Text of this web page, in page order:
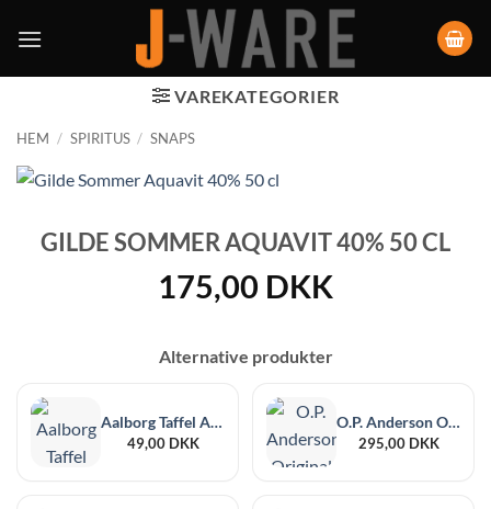
VAREKATEGORIER
HEM / SPIRITUS / SNAPS
GILDE SOMMER AQUAVIT 40% 50 CL
175,00 DKK
Alternative produkter
Aalborg Taffel Akvavit 45% 5 cl
49,00 DKK
O.P. Anderson Original Aquavit Organic 40% 5 cl 12-pack
295,00 DKK